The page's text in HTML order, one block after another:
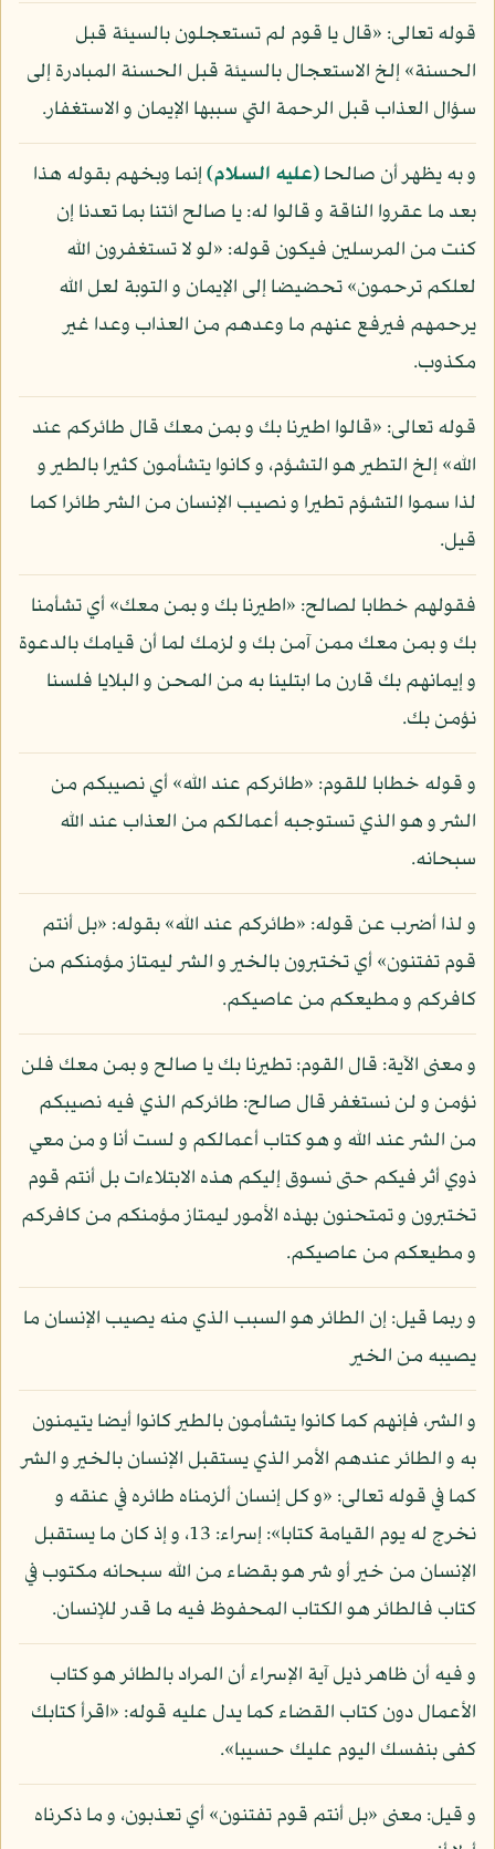
قوله تعالى: «قال يا قوم لم تستعجلون بالسيئة قبل
الحسنة» إلخ الاستعجال بالسيئة قبل الحسنة المبادرة إلى
سؤال العذاب قبل الرحمة التي سببها الإيمان و الاستغفار.
و به يظهر أن صالحا(عليه السلام)إنما وبخهم بقوله هذا
بعد ما عقروا الناقة و قالوا له: يا صالح ائتنا بما تعدنا إن
كنت من المرسلين فيكون قوله: «لو لا تستغفرون الله
لعلكم ترحمون» تحضيضا إلى الإيمان و التوبة لعل الله
يرحمهم فيرفع عنهم ما وعدهم من العذاب وعدا غير
مكذوب.
قوله تعالى: «قالوا اطيرنا بك و بمن معك قال طائركم عند
الله» إلخ التطير هو التشؤم، و كانوا يتشأمون كثيرا بالطير و
لذا سموا التشؤم تطيرا و نصيب الإنسان من الشر طائرا كما
قيل.
فقولهم خطابا لصالح: «اطيرنا بك و بمن معك» أي تشأمنا
بك و بمن معك ممن آمن بك و لزمك لما أن قيامك بالدعوة
و إيمانهم بك قارن ما ابتلينا به من المحن و البلايا فلسنا
نؤمن بك.
و قوله خطابا للقوم: «طائركم عند الله» أي نصيبكم من
الشر و هو الذي تستوجبه أعمالكم من العذاب عند الله
سبحانه.
و لذا أضرب عن قوله: «طائركم عند الله» بقوله: «بل أنتم
قوم تفتنون» أي تختبرون بالخير و الشر ليمتاز مؤمنكم من
كافركم و مطيعكم من عاصيكم.
و معنى الآية: قال القوم: تطيرنا بك يا صالح و بمن معك فلن
نؤمن و لن نستغفر قال صالح: طائركم الذي فيه نصيبكم
من الشر عند الله و هو كتاب أعمالكم و لست أنا و من معي
ذوي أثر فيكم حتى نسوق إليكم هذه الابتلاءات بل أنتم قوم
تختبرون و تمتحنون بهذه الأمور ليمتاز مؤمنكم من كافركم
و مطيعكم من عاصيكم.
و ربما قيل: إن الطائر هو السبب الذي منه يصيب الإنسان ما
يصيبه من الخير
و الشر، فإنهم كما كانوا يتشأمون بالطير كانوا أيضا يتيمنون
به و الطائر عندهم الأمر الذي يستقبل الإنسان بالخير و الشر
كما في قوله تعالى: «و كل إنسان ألزمناه طائره في عنقه و
نخرج له يوم القيامة كتابا»: إسراء: 13، و إذ كان ما يستقبل
الإنسان من خير أو شر هو بقضاء من الله سبحانه مكتوب في
كتاب فالطائر هو الكتاب المحفوظ فيه ما قدر للإنسان.
و فيه أن ظاهر ذيل آية الإسراء أن المراد بالطائر هو كتاب
الأعمال دون كتاب القضاء كما يدل عليه قوله: «اقرأ كتابك
كفى بنفسك اليوم عليك حسيبا».
و قيل: معنى «بل أنتم قوم تفتنون» أي تعذبون، و ما ذكرناه